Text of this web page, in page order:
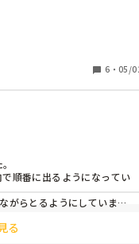
与えられてます。
6 ・ 05/
順番に出るようになってい
がらとるようにしていま
。る